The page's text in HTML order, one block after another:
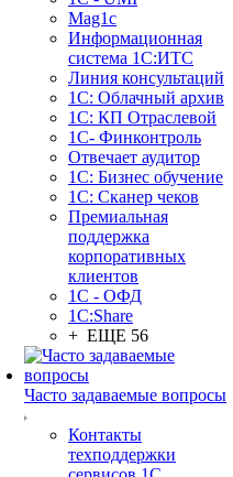
Mag1c
Информационная
система 1С:ИТС
Линия консультаций
1С: Облачный архив
1С: КП Отраслевой
1С- Финконтроль
Отвечает аудитор
1С: Бизнес обучение
1С: Сканер чеков
Премиальная
поддержка
корпоративных
клиентов
1С - ОФД
1С:Share
+ ЕЩЕ 56
Часто задаваемые вопросы
Контакты
техподдержки